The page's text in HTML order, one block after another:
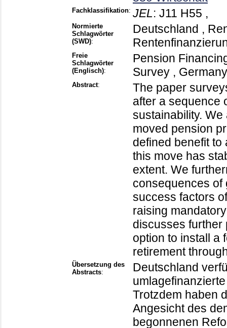
Fachklassifikation: JEL: J11 H55 ,
Normierte
Schlagwörter
(SWD):
Deutschland ,
Freie
Schlagwörter
(Englisch):
Pension
Survey , Germany
Abstract:
The paper
after a sequence
sustainability.
moved pension
defined benefit to
this move has
extent. We
consequences of
success factors
raising
discusses further
option to install a
retirement
Übersetzung des
Abstracts:
Deutschland
Trotzdem haben
Angesicht des
begonnenen